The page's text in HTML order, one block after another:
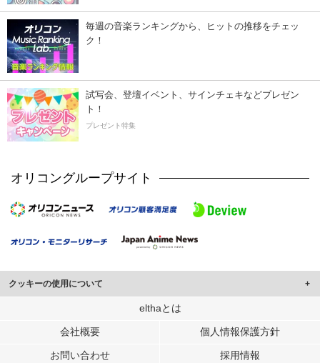
毎週の音楽ランキングから、ヒットの推移をチェッ
ク！
試写会、登壇イベント、サインチェキなどプレゼン
ト！
プレゼント特集
オリコングループサイト
クッキーの使用について
このサイトでは Cookie を使用して、ユーザーに合わせたコンテンツや広告の
行っています。
メディアや広告配信、データ解析の各パートナーに提供しています。
elthaとは
会社概要 個人情報保護方針
お問い合わせ 採用情報